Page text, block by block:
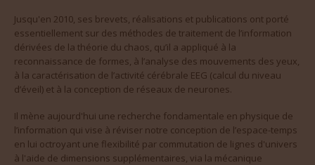
Jusqu'en 2010, ses brevets, réalisations et publications ont porté
essentiellement sur des méthodes de traitement de l’information
dérivées de la théorie du chaos, qu’il a appliqué à la
reconnaissance de formes, à l’analyse des mouvements des yeux,
à la caractérisation de l’activité cérébrale EEG (calcul du niveau
d’éveil) et à la conception de réseaux de neurones.
Il mène aujourd'hui une recherche fondamentale en physique de
l’information qui vise à réviser notre conception de l’espace-temps
en lui octroyant une flexibilité par commutation de lignes d'univers
à l'aide de dimensions supplémentaires, via la mécanique